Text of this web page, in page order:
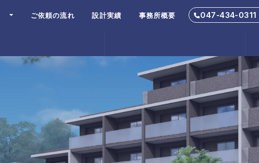
ご依頼の流れ 設計実績 事務所概要 047-434-0311